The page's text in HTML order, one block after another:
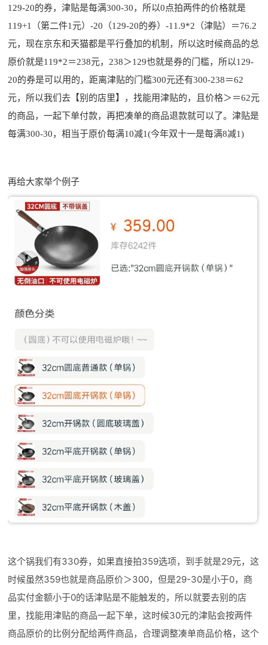
129-20的券，津贴是每满300-30，所以0点拍两件的价格就是
119+1（第二件1元）-20（129-20的券）-11.9*2（津贴）＝76.2
元，现在京东和天猫都是平行叠加的机制，所以这时候商品的总
原价就是119*2＝238元，238＞129也就是券的门槛，所以129-
20的券是可以用的，距离津贴的门槛300元还有300-238＝62
元，所以我们去【别的店里】，找能用津贴的，且价格＞＝62元
的商品，一起下单付款，再把凑单的商品退款就可以了。津贴是
每满300-30，相当于原价每满10减1(今年双十一是每满8减1)
再给大家举个例子
这个锅我们有330券，如果直接拍359选项，到手就是29元，这
时候虽然359也就是商品原价＞300，但是29-30是小于0，商
品实付金额小于0的话津贴是不能触发的，所以就要去别的店
里，找能用津贴的商品一起下单，这时候30元的津贴会按两件
商品原价的比例分配给两件商品，合理调整凑单商品价格，这个